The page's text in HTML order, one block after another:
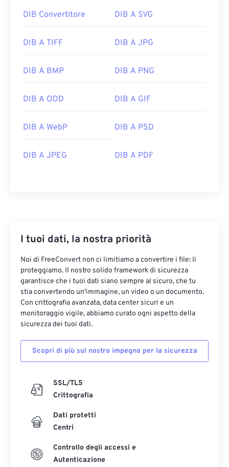
DIB Convertitore DIB A SVG
DIB A TIFF DIB A JPG
DIB A BMP DIB A PNG
DIB A ODD DIB A GIF
DIB A WebP DIB A PSD
DIB A JPEG DIB A PDF
I tuoi dati, la nostra priorità
Noi di FreeConvert non ci limitiamo a convertire i file: li
proteggiamo. Il nostro solido framework di sicurezza
garantisce che i tuoi dati siano sempre al sicuro, che tu
stia convertendo un'immagine, un video o un documento.
Con crittografia avanzata, data center sicuri e un
monitoraggio vigile, abbiamo curato ogni aspetto della
sicurezza dei tuoi dati.
Scopri di più sul nostro impegno per la sicurezza
SSL/TLS
Crittografia
Dati protetti
Centri
Controllo degli accessi e
Autenticazione